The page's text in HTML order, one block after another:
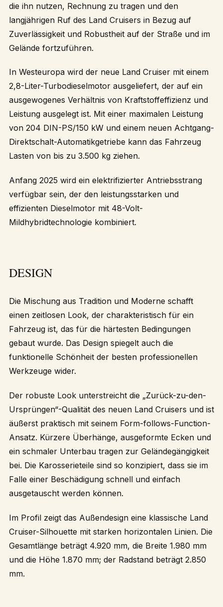
die ihn nutzen, Rechnung zu tragen und den
langjährigen Ruf des Land Cruisers in Bezug auf
Zuverlässigkeit und Robustheit auf der Straße und im
Gelände fortzuführen.
In Westeuropa wird der neue Land Cruiser mit einem
2,8-Liter-Turbodieselmotor ausgeliefert, der auf ein
ausgewogenes Verhältnis von Kraftstoffeffizienz und
Leistung ausgelegt ist. Mit einer maximalen Leistung
von 204 DIN-PS/150 kW und einem neuen Achtgang-
Direktschalt-Automatikgetriebe kann das Fahrzeug
Lasten von bis zu 3.500 kg ziehen.
Anfang 2025 wird ein elektrifizierter Antriebsstrang
verfügbar sein, der den leistungsstarken und
effizienten Dieselmotor mit 48-Volt-
Mildhybridtechnologie kombiniert.
DESIGN
Die Mischung aus Tradition und Moderne schafft
einen zeitlosen Look, der charakteristisch für ein
Fahrzeug ist, das für die härtesten Bedingungen
gebaut wurde. Das Design spiegelt auch die
funktionelle Schönheit der besten professionellen
Werkzeuge wider.
Der robuste Look unterstreicht die „Zurück-zu-den-
Ursprüngen“-Qualität des neuen Land Cruisers und ist
äußerst praktisch mit seinem Form-follows-Function-
Ansatz. Kürzere Überhänge, ausgeformte Ecken und
ein schmaler Unterbau tragen zur Geländegängigkeit
bei. Die Karosserieteile sind so konzipiert, dass sie im
Falle einer Beschädigung schnell und einfach
ausgetauscht werden können.
Im Profil zeigt das Außendesign eine klassische Land
Cruiser-Silhouette mit starken horizontalen Linien. Die
Gesamtlänge beträgt 4.920 mm, die Breite 1.980 mm
und die Höhe 1.870 mm; der Radstand beträgt 2.850
mm.